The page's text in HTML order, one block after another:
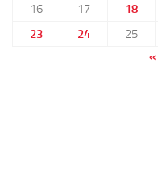
16
17 18
23
24 25
«